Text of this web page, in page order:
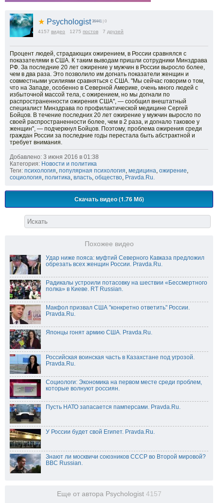
★ Psychologist 36441 | 0
4157 видео 1275 постов 7 друзей
Процент людей, страдающих ожирением, в России сравнялся с
показателями в США. К таким выводам пришли сотрудники Минздрава
РФ. За последние 20 лет ожирение у мужчин в России выросло более,
чем в два раза. Это позволило им догнать показатели женщин и
совместными усилиями сравняться с США. "Мы сейчас говорим о том,
что на Западе, особенно в Северной Америке, очень много людей с
избыточной массой тела, с ожирением, но мы догнали по
распространенности ожирения США", — сообщил внештатный
специалист Минздрава по профилактической медицине Сергей
Бойцов. В течение последних 20 лет ожирение у мужчин выросло по
своей распространенности более, чем в 2 раза, и догнало таковое у
женщин", — подчеркнул Бойцов. Поэтому, проблема ожирения среди
граждан России за последние годы перестала быть абстрактной и
требует внимания.
Добавлено: 3 июня 2016 в 01:38
Категория: Новости и политика
Теги: психология, популярная психология, медицина, ожирение,
социология, политика, власть, общество, Pravda.Ru.
Скачать видео (1.76 Мб)
Похожее видео
Удар ниже пояса: муфтий Северного Кавказа предложил
обрезать всех женщин России. Pravda.Ru.
Радикалы устроили потасовку на шествии «Бессмертного
полка» в Киеве. RT Russian.
Макфол призвал США "конкретно ответить" России.
Pravda.Ru.
Японцы гонят армию США. Pravda.Ru.
Российская воинская часть в Казахстане под угрозой.
Pravda.Ru.
Социологи: Экономика на первом месте среди проблем,
которые волнуют россиян.
Пусть НАТО запасается памперсами. Pravda.Ru.
У России будет свой Египет. Pravda.Ru.
Знают ли москвичи союзников СССР во Второй мировой?
BBC Russian.
Еще от автора Psychologist 4157